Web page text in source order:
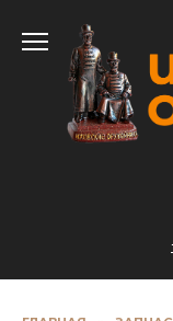
содержанию